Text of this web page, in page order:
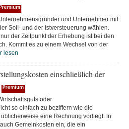
Premium
und Unternehmer mit
Soll- und der Istversteuerung wählen.
der Zeitpunkt der Erhebung ist bei den
Kommt es zu einem Wechsel von der
lesen
einschließlich der
Premium
oder
so einfach zu beziffern wie die
eine Rechnung vorliegt. In
Gemeinkosten ein, die ein